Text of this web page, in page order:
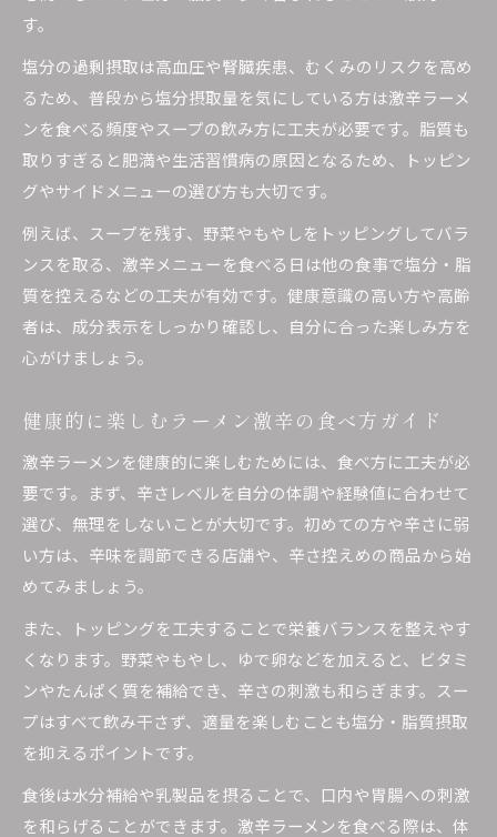
す。
塩分の過剰摂取は高血圧や腎臓疾患、むくみのリスクを高め
るため、普段から塩分摂取量を気にしている方は激辛ラーメ
ンを食べる頻度やスープの飲み方に工夫が必要です。脂質も
取りすぎると肥満や生活習慣病の原因となるため、トッピン
グやサイドメニューの選び方も大切です。
例えば、スープを残す、野菜やもやしをトッピングしてバラ
ンスを取る、激辛メニューを食べる日は他の食事で塩分・脂
質を控えるなどの工夫が有効です。健康意識の高い方や高齢
者は、成分表示をしっかり確認し、自分に合った楽しみ方を
心がけましょう。
健康的に楽しむラーメン激辛の食べ方ガイド
激辛ラーメンを健康的に楽しむためには、食べ方に工夫が必
要です。まず、辛さレベルを自分の体調や経験値に合わせて
選び、無理をしないことが大切です。初めての方や辛さに弱
い方は、辛味を調節できる店舗や、辛さ控えめの商品から始
めてみましょう。
また、トッピングを工夫することで栄養バランスを整えやす
くなります。野菜やもやし、ゆで卵などを加えると、ビタミ
ンやたんぱく質を補給でき、辛さの刺激も和らぎます。スー
プはすべて飲み干さず、適量を楽しむことも塩分・脂質摂取
を抑えるポイントです。
食後は水分補給や乳製品を摂ることで、口内や胃腸への刺激
を和らげることができます。激辛ラーメンを食べる際は、体